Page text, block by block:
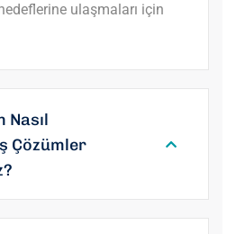
ulaşmaları için
Nasıl
Çözümler